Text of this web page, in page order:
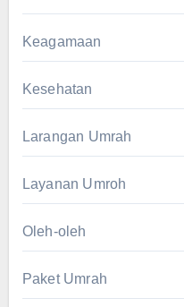
Keagamaan
Kesehatan
Larangan Umrah
Layanan Umroh
Oleh-oleh
Paket Umrah